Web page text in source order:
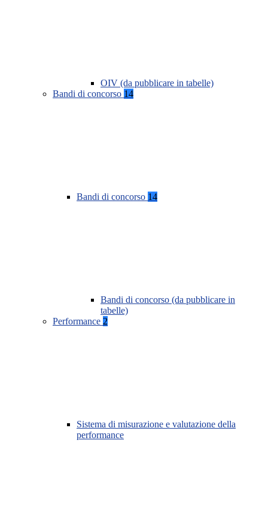
OIV (da pubblicare in tabelle)
Bandi di concorso 14
Bandi di concorso 14
Bandi di concorso (da pubblicare in
tabelle)
Performance 2
Sistema di misurazione e valutazione della
performance